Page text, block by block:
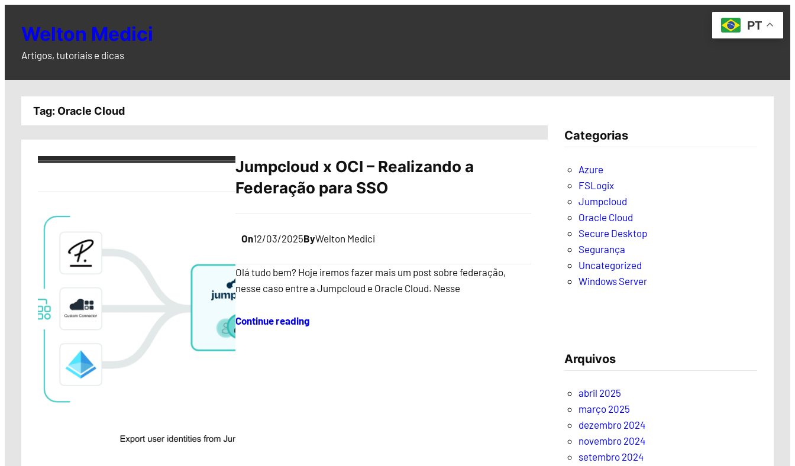
para
conteúdo
Welton Medici
Artigos, tutoriais e dicas
Tag: Oracle Cloud
Jumpcloud x OCI – Realizando a
Federação para SSO
On12/03/2025ByWelton Medici
Olá tudo bem? Hoje iremos fazer mais um post sobre federação,
nesse caso entre a Jumpcloud e Oracle Cloud. Nesse
Continue reading
Categorias
Azure
FSLogix
Jumpcloud
Oracle Cloud
Secure Desktop
Segurança
Uncategorized
Windows Server
Arquivos
abril 2025
março 2025
dezembro 2024
novembro 2024
setembro 2024
PT